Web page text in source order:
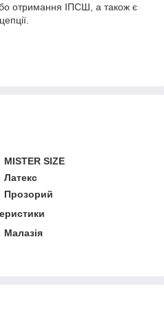
отримання ІПСШ, а також є
MISTER SIZE
Латекс
Прозорий
Малазія